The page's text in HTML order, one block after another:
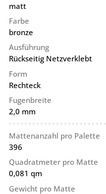
matt
Farbe
bronze
Ausführung
Rückseitig Netzverklebt
Form
Rechteck
Fugenbreite
2,0 mm
Mattenanzahl pro Palette
396
Quadratmeter pro Matte
0,081 qm
Gewicht pro Matte